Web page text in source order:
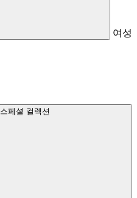
여성
스페셜 컬렉션